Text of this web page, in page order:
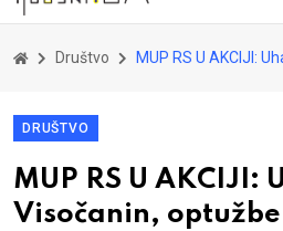
Društvo MUP RS U AKCIJI: Uhapšen
DRUŠTVO
MUP RS U AKCIJI:
Visočanin,